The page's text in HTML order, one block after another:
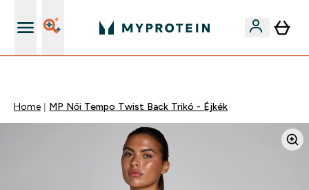
Home MP Női Tempo Twist Back Trikó - Éjkék